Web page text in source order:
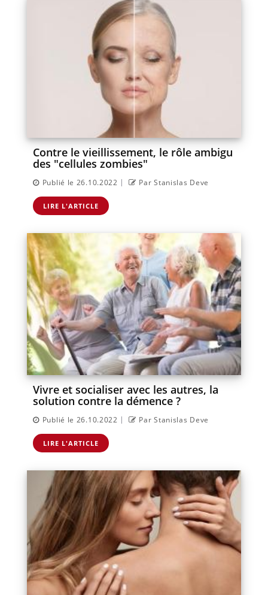
Contre le vieillissement, le rôle ambigu
des "cellules zombies"
Publié le 26.10.2022 | Par Stanislas Deve
LIRE L'ARTICLE
Vivre et socialiser avec les autres, la
solution contre la démence ?
Publié le 26.10.2022 | Par Stanislas Deve
LIRE L'ARTICLE